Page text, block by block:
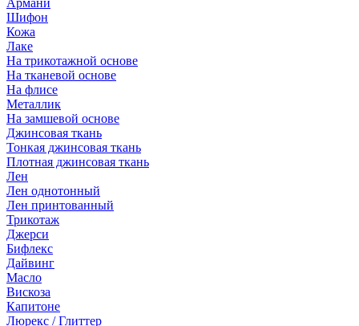
Армани
Шифон
Кожа
Лаке
На трикотажной основе
На тканевой основе
На флисе
Металлик
На замшевой основе
Джинсовая ткань
Тонкая джинсовая ткань
Плотная джинсовая ткань
Лен
Лен однотонный
Лен принтованный
Трикотаж
Джерси
Бифлекс
Дайвинг
Масло
Вискоза
Капитоне
Люрекс / Глиттер